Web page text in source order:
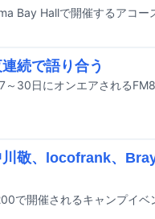
続で語り合う
川敬、locofrank、